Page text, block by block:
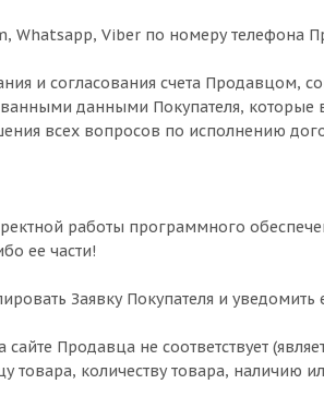
Whatsapp, Viber по номеру телефона
и согласования счета Продавцом,
данными Покупателя,
всех вопросов по исполнению
работы программного
ее части!
Заявку Покупателя и
Продавца не соответствует
количеству товара, наличию